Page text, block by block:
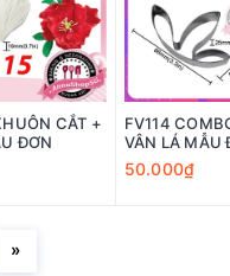
CẮT +
ĐƠN
FV114
VÂN LÁ MẪU
50.000₫
»